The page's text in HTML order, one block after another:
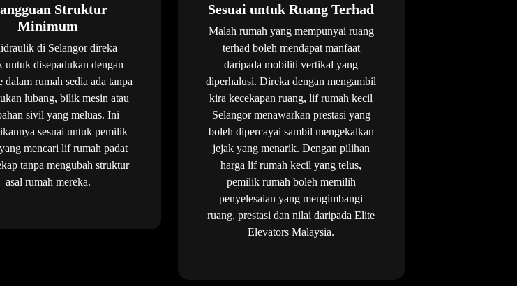
Struktur
Minimum
di Selangor direka
untuk disepadukan dengan
dalam rumah sedia ada tanpa
lubang, bilik mesin atau
sivil yang meluas. Ini
sesuai untuk pemilik
mencari lif rumah padat
tanpa mengubah struktur
asal rumah mereka.
Sesuai untuk Ruang Terhad
Malah rumah yang mempunyai ruang
terhad boleh mendapat manfaat
daripada mobiliti vertikal yang
diperhalusi. Direka dengan mengambil
kira kecekapan ruang, lif rumah kecil
Selangor menawarkan prestasi yang
boleh dipercayai sambil mengekalkan
jejak yang menarik. Dengan pilihan
harga lif rumah kecil yang telus,
pemilik rumah boleh memilih
penyelesaian yang mengimbangi
ruang, prestasi dan nilai daripada Elite
Elevators Malaysia.